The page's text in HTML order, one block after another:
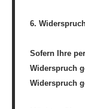
6.
Sofern Ihre
Widerspruch
Widerspruch